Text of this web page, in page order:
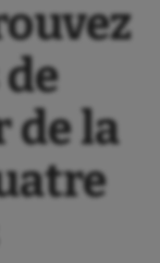
de la